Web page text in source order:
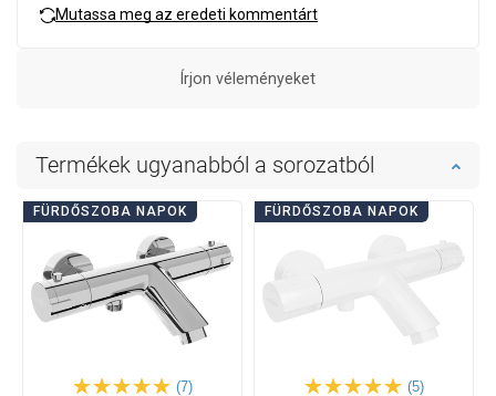
Mutassa meg az eredeti kommentárt
Írjon véleményeket
Termékek ugyanabból a sorozatból
FÜRDŐSZOBA NAPOK
(7)
FÜRDŐSZOBA NAPOK
(5)